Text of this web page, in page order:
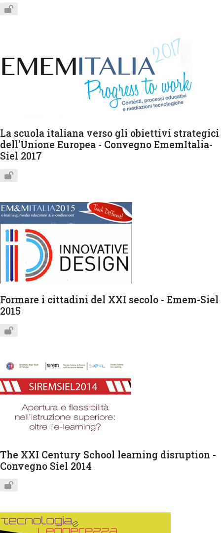
La scuola italiana verso gli obiettivi strategici
dell'Unione Europea - Convegno EmemItalia-
Siel 2017
Formare i cittadini del XXI secolo - Emem-Siel
2015
The XXI Century School learning disruption -
Convegno Siel 2014